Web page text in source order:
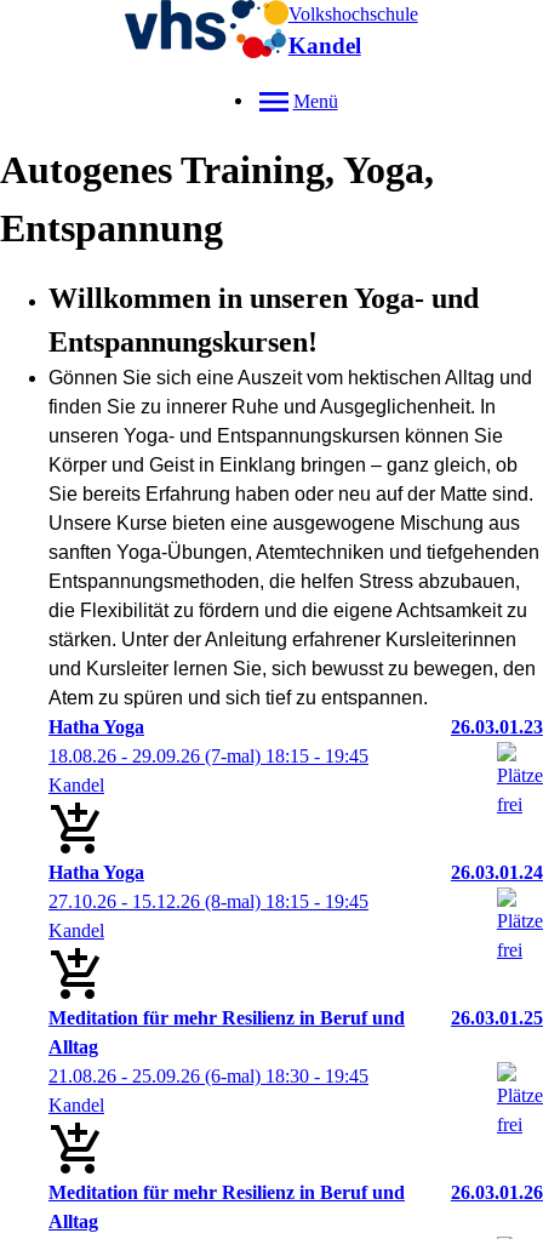
Volkshochschule
Kandel
Menü
Autogenes Training, Yoga,
Entspannung
Willkommen in unseren Yoga- und
Entspannungskursen!
Gönnen Sie sich eine Auszeit vom hektischen Alltag und
finden Sie zu innerer Ruhe und Ausgeglichenheit. In
unseren Yoga- und Entspannungskursen können Sie
Körper und Geist in Einklang bringen – ganz gleich, ob
Sie bereits Erfahrung haben oder neu auf der Matte sind.
Unsere Kurse bieten eine ausgewogene Mischung aus
sanften Yoga-Übungen, Atemtechniken und tiefgehenden
Entspannungsmethoden, die helfen Stress abzubauen,
die Flexibilität zu fördern und die eigene Achtsamkeit zu
stärken. Unter der Anleitung erfahrener Kursleiterinnen
und Kursleiter lernen Sie, sich bewusst zu bewegen, den
Atem zu spüren und sich tief zu entspannen.
Hatha Yoga
26.03.01.23
18.08.26 - 29.09.26 (7-mal) 18:15 - 19:45
Kandel
Hatha Yoga
26.03.01.24
27.10.26 - 15.12.26 (8-mal) 18:15 - 19:45
Kandel
Meditation für mehr Resilienz in Beruf und
Alltag
26.03.01.25
21.08.26 - 25.09.26 (6-mal) 18:30 - 19:45
Kandel
Meditation für mehr Resilienz in Beruf und
Alltag
26.03.01.26